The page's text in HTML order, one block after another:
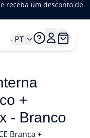
receba um desconto de
- PT
+
- Branco
Branca +